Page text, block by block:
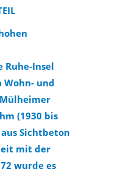
Ruhe-Insel
und
(1930 bis
Sichtbeton
mit der
wurde es